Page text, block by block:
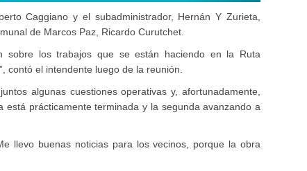
Caggiano y el subadministrador, Hernán Y Zurieta,
de Marcos Paz, Ricardo Curutchet.
sobre los trabajos que se están haciendo en la Ruta
contó el intendente luego de la reunión.
algunas cuestiones operativas y, afortunadamente,
prácticamente terminada y la segunda avanzando a
llevo buenas noticias para los vecinos, porque la obra